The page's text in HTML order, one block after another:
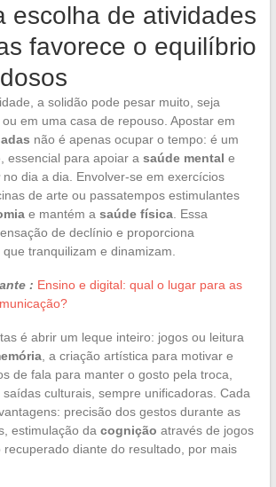
escolha de atividades
favorece o equilíbrio
a solidão pode pesar muito, seja
em uma casa de repouso. Apostar em
não é apenas ocupar o tempo: é um
essencial para apoiar a saúde mental e
no dia a dia. Envolver-se em exercícios
de arte ou passatempos estimulantes
e mantém a saúde física. Essa
de declínio e proporciona
tranquilizam e dinamizam.
: Ensino e digital: qual o lugar para as
é abrir um leque inteiro: jogos ou leitura
, a criação artística para motivar e
de fala para manter o gosto pela troca,
culturais, sempre unificadoras. Cada
precisão dos gestos durante as
estimulação da cognição através de jogos
diante do resultado, por mais